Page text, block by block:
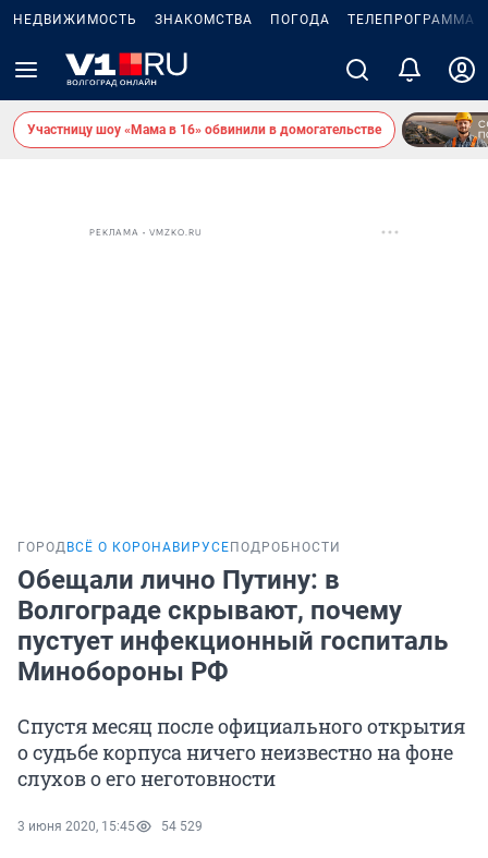
НЕДВИЖИМОСТЬ ЗНАКОМСТВА ПОГОДА ТЕЛЕПРОГРАММА
Участницу шоу «Мама в 16» обвинили в домогательстве
РЕКЛАМА • VMZKO.RU
ГОРОД ВСЁ О КОРОНАВИРУСЕ ПОДРОБНОСТИ
Обещали лично Путину: в
Волгограде скрывают, почему
пустует инфекционный госпиталь
Минобороны РФ
Спустя месяц после официального открытия
о судьбе корпуса ничего неизвестно на фоне
слухов о его неготовности
3 июня 2020, 15:45 54 529